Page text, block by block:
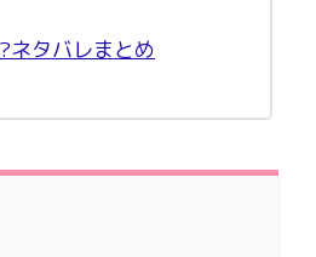
ネタバレまとめ